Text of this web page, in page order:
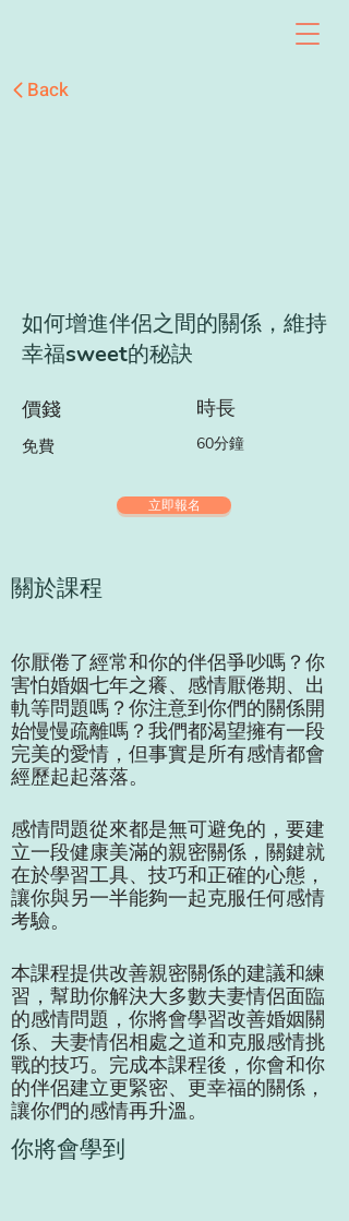
Back
如何增進伴侶之間的關係，維持
幸福sweet的秘訣
價錢
免費
時長
60分鐘
立即報名
關於課程
你厭倦了經常和你的伴侶爭吵嗎？你
害怕婚姻七年之癢、感情厭倦期、出
軌等問題嗎？你注意到你們的關係開
始慢慢疏離嗎？我們都渴望擁有一段
完美的愛情，但事實是所有感情都會
經歷起起落落。
感情問題從來都是無可避免的，要建
立一段健康美滿的親密關係，關鍵就
在於學習工具、技巧和正確的心態，
讓你與另一半能夠一起克服任何感情
考驗。
本課程提供改善親密關係的建議和練
習，幫助你解決大多數夫妻情侶面臨
的感情問題，你將會學習改善婚姻關
係、夫妻情侶相處之道和克服感情挑
戰的技巧。完成本課程後，你會和你
的伴侶建立更緊密、更幸福的關係，
讓你們的感情再升溫。
你將會學到